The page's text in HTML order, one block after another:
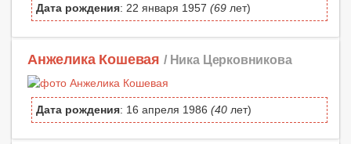
Дата рождения: 22 января 1957 (69 лет)
Анжелика Кошевая / Ника Церковникова
Дата рождения: 16 апреля 1986 (40 лет)